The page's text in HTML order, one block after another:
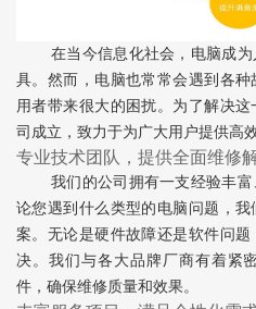
在当今信息化社会，电脑成
具。然而，电脑也常常会遇到各
用者带来很大的困扰。为了解决
司成立，致力于为广大用户提供高
专业技术团队，提供全面维修
我们的公司拥有一支经验丰
论您遇到什么类型的电脑问题，
案。无论是硬件故障还是软件问
决。我们与各大品牌厂商有着紧
件，确保维修质量和效果。